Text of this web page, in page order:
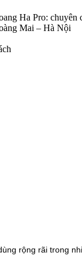
Ha Pro: chuyên
Mai – Hà Nội
rộng rãi trong